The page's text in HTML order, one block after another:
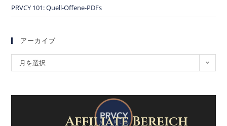
PRVCY 101: Quell-Offene-PDFs
アーカイブ
月を選択
Affiliate Bereich